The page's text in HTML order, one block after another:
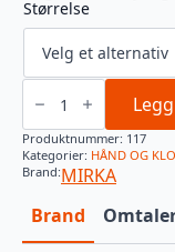
Størrelse
MIRLON
TOTAL
115X230MM
3PK
antall
Produktnummer: 117
Kategorier: HÅND OG
Brand:MIRKA
Brand